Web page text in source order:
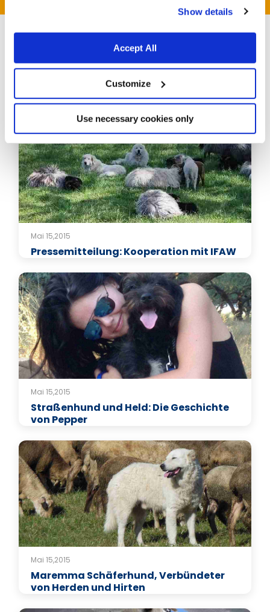
Show details
Accept All
Customize
Use necessary cookies only
Verwandte Artikel
Mai 15,2015
Pressemitteilung: Kooperation mit IFAW
Mai 15,2015
Straßenhund und Held: Die Geschichte
von Pepper
Mai 15,2015
Maremma Schäferhund, Verbündeter
von Herden und Hirten